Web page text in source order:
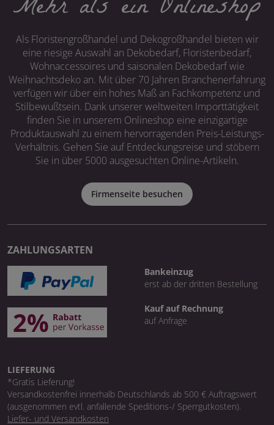
Als Floristengroßhandel und Dekogroßhandel bieten wir
eine riesige Auswahl an Dekobedarf, Floristenbedarf,
Wohnaccessoires und saisonalen Dekobedarf wie
Weihnachtsdeko an. Mit über 70 Jahren Branchenerfahrung
verfügen wir über ein hohes Maß an Fachkompetenz und
Stilbewußtsein. Dank unserer weltweiten Importtätigkeit
finden Sie in unserem Onlineshop eine einzigartige
Produktauswahl zu einem hervorragenden Preis-Leistungs-
Verhältnis. Gehen Sie auf Entdeckungsreise und stöbern
Sie in über 5000 ausgesuchten Online-Artikeln.
Firmenseite besuchen
ZAHLUNGSARTEN
Bankeinzug
erst ab der dritten Bestellung
Kauf auf Rechnung
auf Anfrage
LIEFERUNG
*Gratis Lieferung!
Versandkostenfrei innerhalb Deutschlands ab 500 € Auftragswert
(ausgenommen evtl. anfallende Speditions-/ Sperrgutkosten).
Liefer- und Versandkosten